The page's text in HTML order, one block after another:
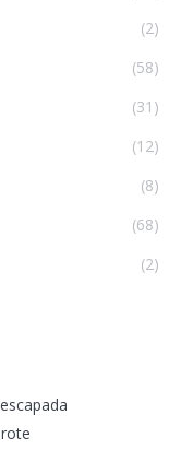
(2)
(58)
(31)
(12)
(8)
(68)
(2)